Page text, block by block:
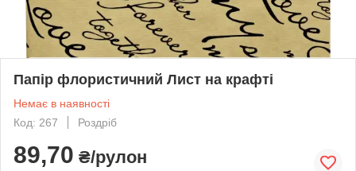
Папір флористичний Лист на крафті
Немає в наявності
Код: 267
Роздріб
89,70 ₴/рулон